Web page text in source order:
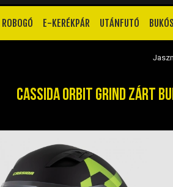
ROBOGÓ E-KERÉKPÁR UTÁNFUTÓ
CASSIDA ORBIT GRIND ZÁRT